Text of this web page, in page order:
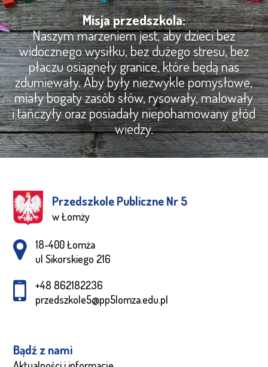
Misja przedszkola:
Naszym marzeniem jest, aby dzieci bez
widocznego wysiłku, bez dużego stresu, bez
płaczu osiągnęły granice, które będą nas
zdumiewały. Aby były niezwykle pomysłowe,
miały bogaty zasób słów, rysowały, malowały
i tańczyły oraz posiadały niepohamowany głód
wiedzy.
Przedszkole Publiczne Nr 5
w Łomży
Adres pocztowy:
18-400 Łomża
ul Sikorskiego 216
+48 862182236
przedszkole5@pp5lomza.edu.pl
Bądź z nami